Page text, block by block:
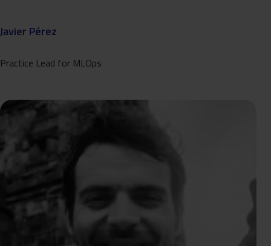
Javier Pérez
Practice Lead for MLOps